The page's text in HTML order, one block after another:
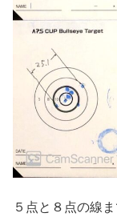
５点と８点の線